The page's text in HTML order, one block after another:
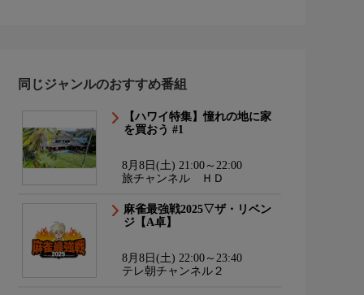
同じジャンルのおすすめ番組
【ハワイ特集】憧れの地に家
を買おう #1
8月8日(土) 21:00～22:00
旅チャンネル ＨＤ
麻雀最強戦2025▽ザ・リベン
ジ【A卓】
8月8日(土) 22:00～23:40
テレ朝チャンネル２